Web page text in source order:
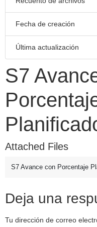
Fecha de creación
Última actualización
S7
Attached Files
S7 Avance con Porcentaje
Deja una
Tu dirección de correo